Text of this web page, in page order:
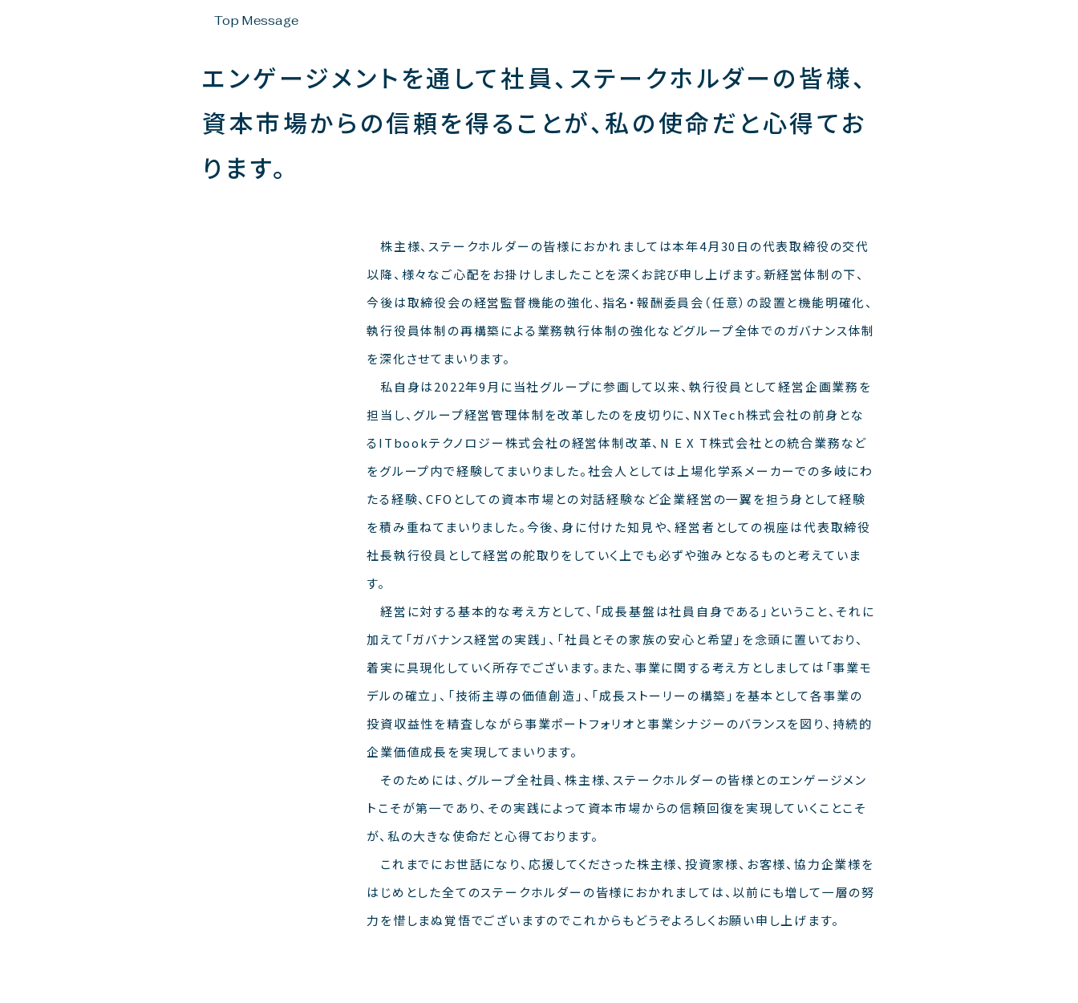
Top Message
エンゲージメントを通して社員、ステークホルダーの皆様、
資本市場からの信頼を得ることが、私の使命だと心得てお
ります。
株主様、ステークホルダーの皆様におかれましては本年4月30日の代表取締役の交代
以降、様々なご心配をお掛けしましたことを深くお詫び申し上げます。新経営体制の下、
今後は取締役会の経営監督機能の強化、指名・報酬委員会（任意）の設置と機能明確化、
執行役員体制の再構築による業務執行体制の強化などグループ全体でのガバナンス体制
を深化させてまいります。
私自身は2022年9月に当社グループに参画して以来、執行役員として経営企画業務を
担当し、グループ経営管理体制を改革したのを皮切りに、NXTech株式会社の前身とな
るITbookテクノロジー株式会社の経営体制改革、N E X T株式会社との統合業務など
をグループ内で経験してまいりました。社会人としては上場化学系メーカーでの多岐にわ
たる経験、CFOとしての資本市場との対話経験など企業経営の一翼を担う身として経験
を積み重ねてまいりました。今後、身に付けた知見や、経営者としての視座は代表取締役
社長執行役員として経営の舵取りをしていく上でも必ずや強みとなるものと考えていま
す。
経営に対する基本的な考え方として、「成長基盤は社員自身である」ということ、それに
加えて「ガバナンス経営の実践」、「社員とその家族の安心と希望」を念頭に置いており、
着実に具現化していく所存でございます。また、事業に関する考え方としましては「事業モ
デルの確立」、「技術主導の価値創造」、「成長ストーリーの構築」を基本として各事業の
投資収益性を精査しながら事業ポートフォリオと事業シナジーのバランスを図り、持続的
企業価値成長を実現してまいります。
そのためには、グループ全社員、株主様、ステークホルダーの皆様とのエンゲージメン
トこそが第一であり、その実践によって資本市場からの信頼回復を実現していくことこそ
が、私の大きな使命だと心得ております。
これまでにお世話になり、応援してくださった株主様、投資家様、お客様、協力企業様を
はじめとした全てのステークホルダーの皆様におかれましては、以前にも増して一層の努
力を惜しまぬ覚悟でございますのでこれからもどうぞよろしくお願い申し上げます。